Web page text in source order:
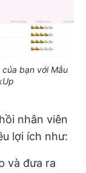
bạn với Mẫu
nhân viên
lợi ích như:
và đưa ra